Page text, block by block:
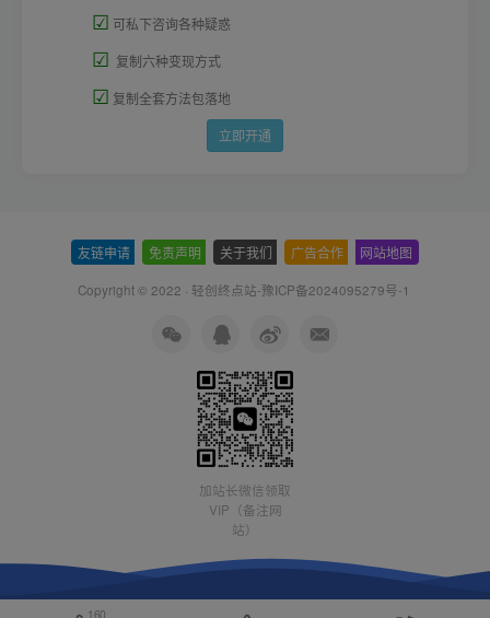
☑ 可私下咨询各种疑惑
☑ 复制六种变现方式
☑ 复制全套方法包落地
立即开通
友链申请 免责声明 关于我们 广告合作 网站地图
Copyright © 2022 · 轻创终点站-豫ICP备2024095279号-1
加站长微信领取
VIP（备注网
站）
160